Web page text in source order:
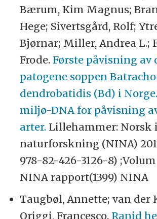
Bærum, Kim Magnus;
Hege; Sivertsgård, Rolf;
Bjørnar; Miller, Andrea L.;
Frode.Første påvisning av
patogene soppen
dendrobatidis (Bd) i
miljø-DNA for påvisning
arter. Lillehammer:
naturforskning (NINA)
978-82-426-3126-8) ;Volum
NINA rapport(1399) NINA
Taugbøl, Annette; van der
Origgi, Francesco. Ranid